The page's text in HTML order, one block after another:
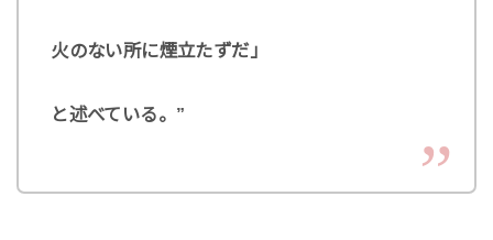
火のない所に煙立たずだ」
と述べている。”